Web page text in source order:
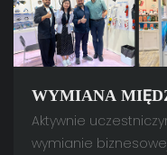
WYMIANA
Aktywnie
wymianie